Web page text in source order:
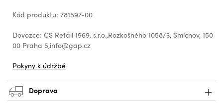
Kód produktu: 781597-00
Dovozce: CS Retail 1969, s.r.o.,Rozkošného 1058/3, Smíchov, 150
00 Praha 5,info@gap.cz
Pokyny k údržbě
Doprava